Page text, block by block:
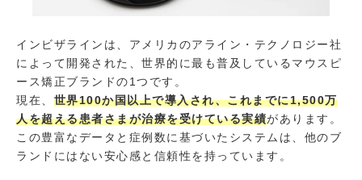
インビザラインは、アメリカのアライン・テクノロジー社
によって開発された、世界的に最も普及しているマウスピ
ース矯正ブランドの1つです。
現在、 世界100か国以上で導入され、これまでに1,500万
人を超える患者さまが治療を受けている実績があります。
この豊富なデータと症例数に基づいたシステムは、他のブ
ランドにはない安心感と信頼性を持っています。